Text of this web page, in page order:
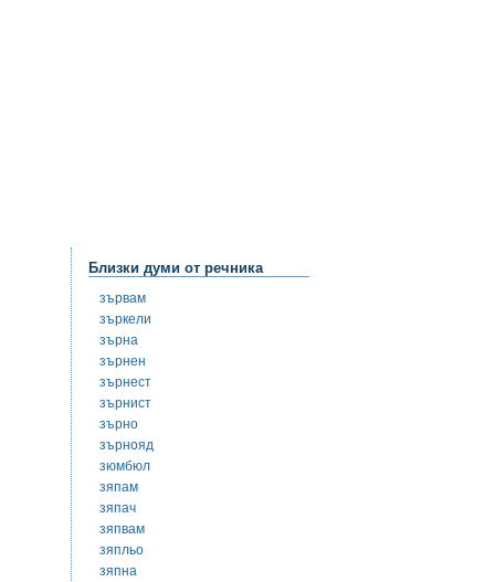
Близки думи от речника
зървам
зъркели
зърна
зърнен
зърнест
зърнист
зърно
зърнояд
зюмбюл
зяпам
зяпач
зяпвам
зяпльо
зяпна